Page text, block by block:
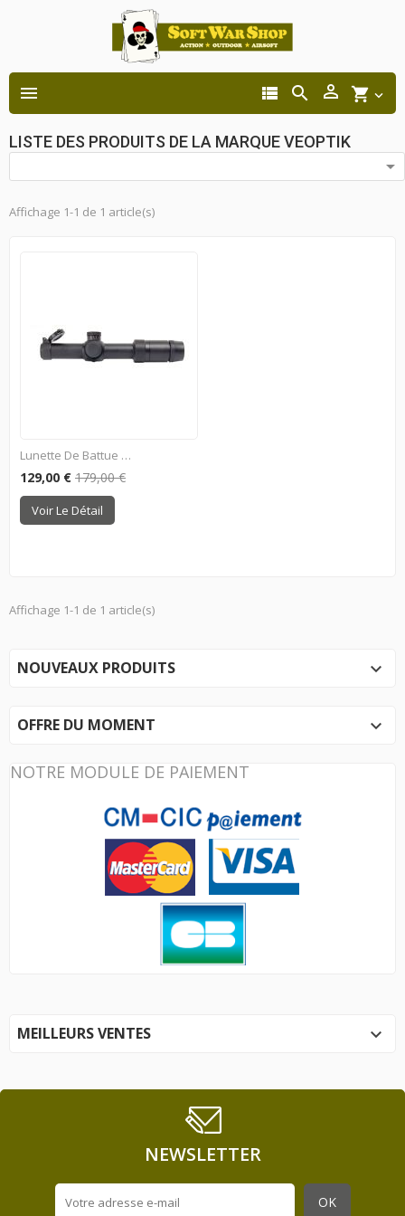
 shopping_cart 



LISTE DES PRODUITS DE LA MARQUE VEOPTIK

Affichage 1-1 de 1 article(s)
Lunette De Battue 1-5x24
129,00 € 179,00 €
Voir Le Détail
Affichage 1-1 de 1 article(s)
NOUVEAUX PRODUITS 
OFFRE DU MOMENT 
NOTRE MODULE DE PAIEMENT
MEILLEURS VENTES 
NEWSLETTER